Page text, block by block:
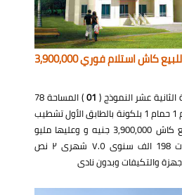
للبيع كاش استلام فوري 3,900,000
عشر النموذج ( 01
) المساحة 78
تطل على تشمل 2 نوم 1 حمام 1 بلكونة بالطابق الأول تشطيب
الشركة إستلام فوري للبيع كاش 3,900,000 جنيه و وعليها مليو
ن150 تقريبا على 4 سنوات 198 الف سنوى ٧.٥ شهرى ٢ نص